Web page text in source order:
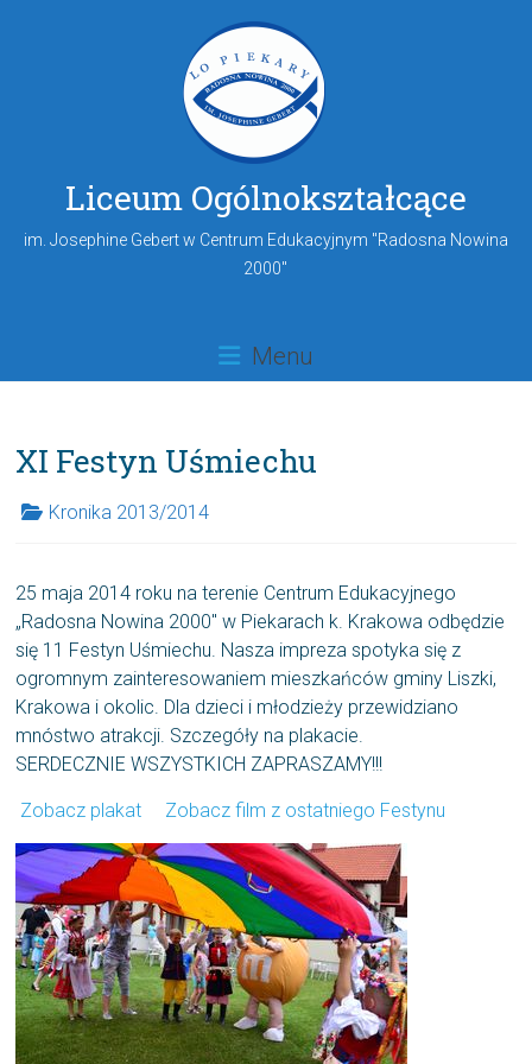
Liceum Ogólnokształcące
im. Josephine Gebert w Centrum Edukacyjnym "Radosna Nowina
2000"
Menu
XI Festyn Uśmiechu
Kronika 2013/2014
25 maja 2014 roku na terenie Centrum Edukacyjnego
„Radosna Nowina 2000″ w Piekarach k. Krakowa odbędzie
się 11 Festyn Uśmiechu. Nasza impreza spotyka się z
ogromnym zainteresowaniem mieszkańców gminy Liszki,
Krakowa i okolic. Dla dzieci i młodzieży przewidziano
mnóstwo atrakcji. Szczegóły na plakacie.
SERDECZNIE WSZYSTKICH ZAPRASZAMY!!!
Zobacz plakat Zobacz film z ostatniego Festynu